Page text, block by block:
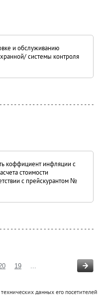
и обслуживанию
системы контроля
коффициент инфляции с
стоимости
с прейскурантом №
19 ...
данных его посетителей